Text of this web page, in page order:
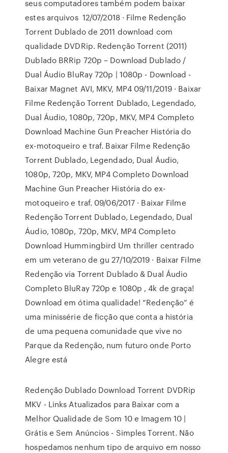
seus computadores também podem baixar
estes arquivos 12/07/2018 · Filme Redenção
Torrent Dublado de 2011 download com
qualidade DVDRip. Redenção Torrent (2011)
Dublado BRRip 720p – Download Dublado /
Dual Áudio BluRay 720p | 1080p - Download -
Baixar Magnet AVI, MKV, MP4 09/11/2019 · Baixar
Filme Redenção Torrent Dublado, Legendado,
Dual Áudio, 1080p, 720p, MKV, MP4 Completo
Download Machine Gun Preacher História do
ex-motoqueiro e traf. Baixar Filme Redenção
Torrent Dublado, Legendado, Dual Áudio,
1080p, 720p, MKV, MP4 Completo Download
Machine Gun Preacher História do ex-
motoqueiro e traf. 09/06/2017 · Baixar Filme
Redenção Torrent Dublado, Legendado, Dual
Áudio, 1080p, 720p, MKV, MP4 Completo
Download Hummingbird Um thriller centrado
em um veterano de gu 27/10/2019 · Baixar Filme
Redenção via Torrent Dublado & Dual Áudio
Completo BluRay 720p e 1080p , 4k de graça!
Download em ótima qualidade! “Redenção” é
uma minissérie de ficção que conta a história
de uma pequena comunidade que vive no
Parque da Redenção, num futuro onde Porto
Alegre está
Redenção Dublado Download Torrent DVDRip
MKV - Links Atualizados para Baixar com a
Melhor Qualidade de Som 10 e Imagem 10 |
Grátis e Sem Anúncios - Simples Torrent. Não
hospedamos nenhum tipo de arquivo em nosso